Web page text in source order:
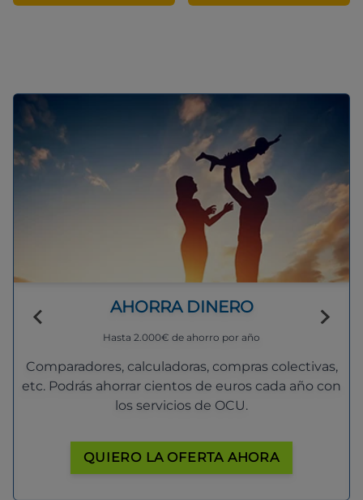
AHORRA DINERO
Hasta 2.000€ de ahorro por año
Comparadores, calculadoras, compras colectivas,
etc. Podrás ahorrar cientos de euros cada año con
los servicios de OCU.
QUIERO LA OFERTA AHORA